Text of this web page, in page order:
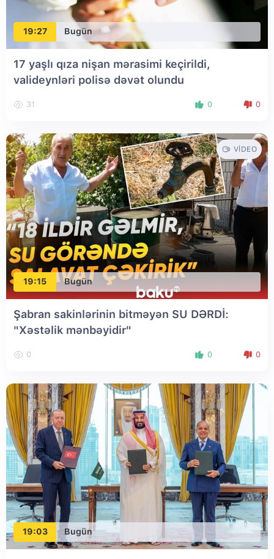
19:27 Bugün
17 yaşlı qıza nişan mərasimi keçirildi,
valideynləri polisə dəvət olundu
31 0 0
19:15 Bugün
VIDEO
Şabran sakinlərinin bitməyən SU DƏRDİ:
"Xəstəlik mənbəyidir"
0 0 0
19:03 Bugün